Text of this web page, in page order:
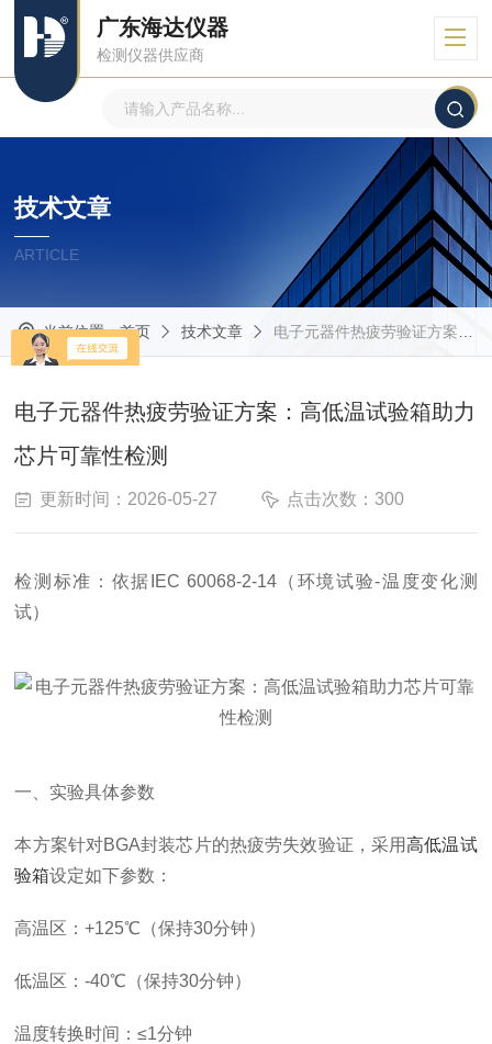
广东海达仪器
检测仪器供应商
技术文章
ARTICLE
当前位置：首页 技术文章 电子元器件热疲劳验证方案：高低温试验箱助力芯片可靠性检测
电子元器件热疲劳验证方案：高低温试验箱助力
芯片可靠性检测
更新时间：2026-05-27 点击次数：300
检测标准：依据IEC 60068-2-14（环境试验-温度变化测
试）
一、实验具体参数
本方案针对BGA封装芯片的热疲劳失效验证，采用高低温试
验箱设定如下参数：
高温区：+125℃（保持30分钟）
低温区：-40℃（保持30分钟）
温度转换时间：≤1分钟